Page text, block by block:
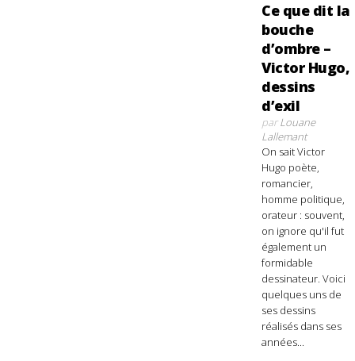
Ce que dit la
bouche
d’ombre –
Victor Hugo,
dessins
d’exil
parLouane
Lallemant
On sait Victor
Hugo poète,
romancier,
homme politique,
orateur : souvent,
on ignore qu'il fut
également un
formidable
dessinateur. Voici
quelques uns de
ses dessins
réalisés dans ses
années...